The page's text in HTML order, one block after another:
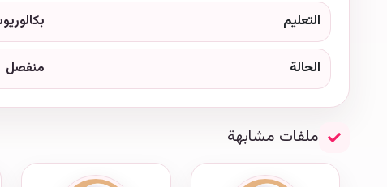
التعليم
الحالة منفصل
ملفات مشابهة